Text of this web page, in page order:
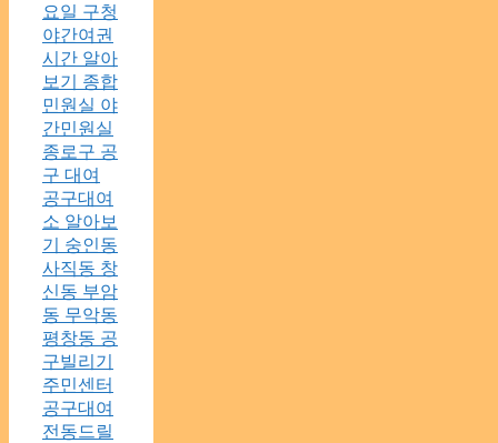
요일 구청
야간여권
시간 알아
보기 종합
민원실 야
간민원실
종로구 공
구 대여
공구대여
소 알아보
기 숭인동
사직동 창
신동 부암
동 무악동
평창동 공
구빌리기
주민센터
공구대여
전동드릴